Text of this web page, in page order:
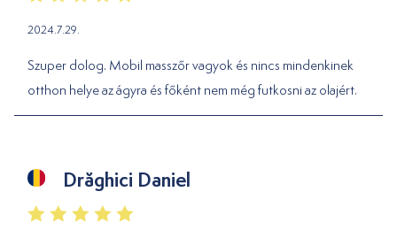
2024.7.29.
Szuper dolog. Mobil masszőr vagyok és nincs mindenkinek
otthon helye az ágyra és főként nem még futkosni az olajért.
Drăghici Daniel